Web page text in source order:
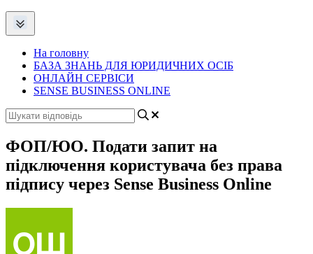
На головну
БАЗА ЗНАНЬ ДЛЯ ЮРИДИЧНИХ ОСІБ
ОНЛАЙН СЕРВІСИ
SENSE BUSINESS ONLINE
ФОП/ЮО. Подати запит на
підключення користувача без права
підпису через Sense Business Online